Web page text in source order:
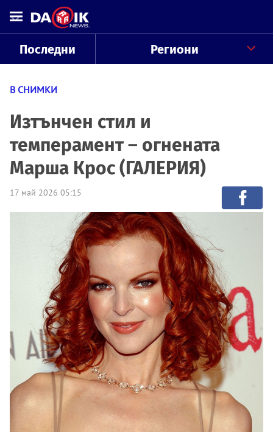
Последни Региони
В СНИМКИ
Изтънчен стил и
темперамент – огнената
Марша Крос (ГАЛЕРИЯ)
17 май 2026 05:15